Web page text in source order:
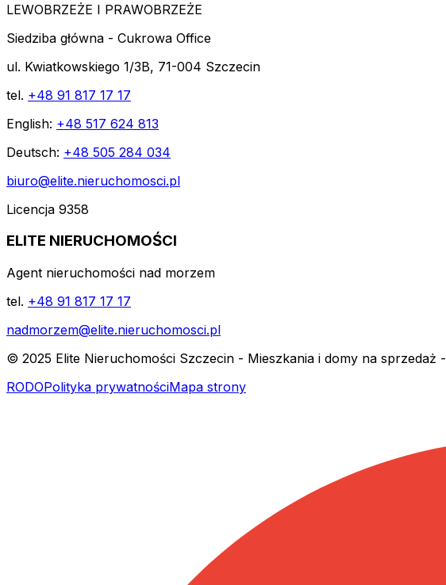
LEWOBRZEŻE I PRAWOBRZEŻE
Siedziba główna - Cukrowa Office
ul. Kwiatkowskiego 1/3B, 71-004 Szczecin
tel. +48 91 817 17 17
English: +48 517 624 813
Deutsch: +48 505 284 034
biuro@elite.nieruchomosci.pl
Licencja 9358
ELITE NIERUCHOMOŚCI
Agent nieruchomości nad morzem
tel. +48 91 817 17 17
nadmorzem@elite.nieruchomosci.pl
© 2025 Elite Nieruchomości Szczecin - Mieszkania i domy na sprzedaż -
RODOPolityka prywatnościMapa strony